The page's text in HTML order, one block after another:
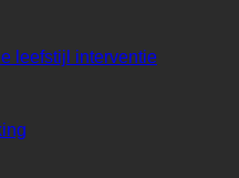
leefstijl interventie